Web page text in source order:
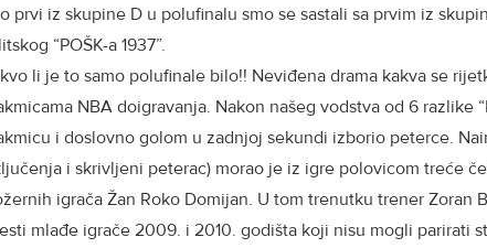
prvi iz skupine D u polufinalu smo se sastali sa prvim iz
“POŠK-a 1937”.
li je to samo polufinale bilo!! Neviđena drama kakva se
NBA doigravanja. Nakon našeg vodstva od 6 razlike
i doslovno golom u zadnjoj sekundi izborio peterce.
i skrivljeni peterac) morao je iz igre polovicom treće
igrača Žan Roko Domijan. U tom trenutku trener Zoran
mlađe igrače 2009. i 2010. godišta koji nisu mogli parirati